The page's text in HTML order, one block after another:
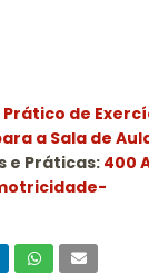
Prático de
a Sala de
e Práticas:400